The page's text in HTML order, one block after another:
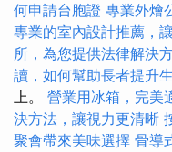
何申請台胞證 專業外燴
專業的室內設計推薦，
所，為您提供法律解決
讀，如何幫助長者提升
上。 營業用冰箱，完美
決方法，讓視力更清晰
聚會帶來美味選擇 骨導